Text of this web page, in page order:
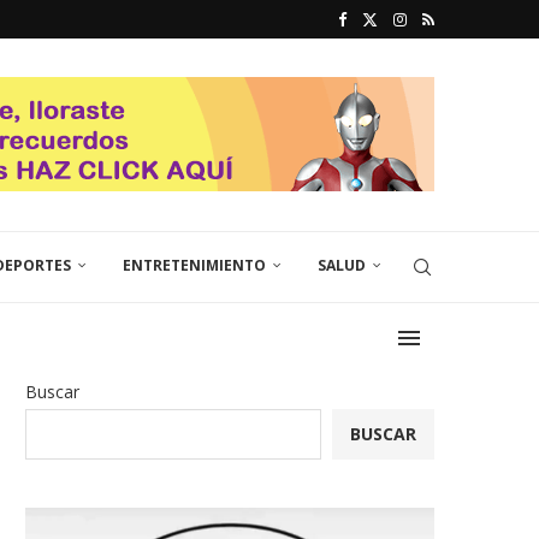
ENTRETENIMIENTO SALUD
Buscar
BUSCAR